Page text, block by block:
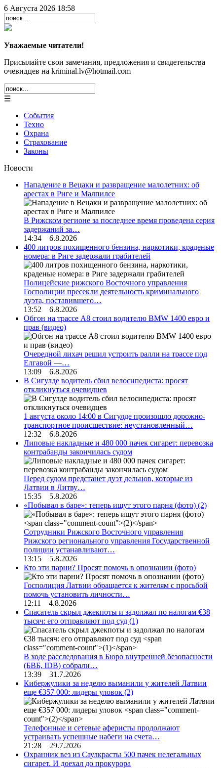
6 Августа 2026 18:58
Уважаемые читатели!
Присылайте свои замечания, предложения и свидетельства
очевидцев на kriminal.lv@hotmail.com
☰
События
Техно
Охрана
Страхование
Законы
Новости
Нападение в Вецаки и развращение малолетних: об
арестах в Риге и Малпилсе
В Рижском регионе за последнее время проведена серия
задержаний за…
14:34 6.8.2026
400 литров похищенного бензина, наркотики, краденые
номера: в Риге задержали грабителей
Полицейские рижского Восточного управления
Госполиции пресекли деятельность криминального
дуэта, поставившего…
13:52 6.8.2026
Обгон на трассе А8 стоил водителю BMW 1400 евро и
прав (видео)
Очередной лихач решил устроить ралли на трассе под
Елгавой —…
13:09 6.8.2026
В Сигулде водитель сбил велосипедиста: просят
откликнуться очевидцев
1 августа около 14:00 в Сигулде произошло дорожно-
транспортное происшествие: неустановленный…
12:32 6.8.2026
Липовые накладные и 480 000 пачек сигарет: перевозка
контрабанды закончилась судом
Перед судом предстанет дуэт дельцов, которые из
Латвии в Литву…
15:35 5.8.2026
«Побывал в баре»: теперь ищут этого парня (фото) (2)
Сотрудники Рижского Восточного управления
Рижского регионального управления Государственной
полиции устанавливают…
13:15 5.8.2026
Кто эти парни? Просят помочь в опознании (фото)
Госполиция Латвии обращается к жителям с просьбой
помочь установить личности…
12:11 4.8.2026
Спасатель скрыл джекпоты и задолжал по налогам €38
тысяч: его отправляют под суд (1)
В ходе расследования в Бюро внутренней безопасности
(БВБ, IDB) собрали…
13:39 31.7.2026
Кибержулики за неделю выманили у жителей Латвии
еще €357 000: лидеры уловок (2)
Телефонные и сетевые аферисты продолжают
устраивать успешные набеги на счета…
21:28 29.7.2026
Охранник вез из Саулкрасты 500 пачек нелегальных
сигарет. И доехал до прокурора